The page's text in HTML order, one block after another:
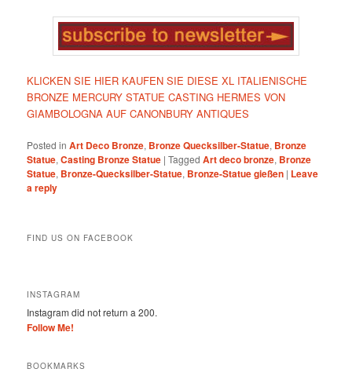
KLICKEN SIE HIER KAUFEN SIE DIESE XL ITALIENISCHE
BRONZE MERCURY STATUE CASTING HERMES VON
GIAMBOLOGNA AUF CANONBURY ANTIQUES
Posted in Art Deco Bronze, Bronze Quecksilber-Statue, Bronze
Statue,Casting Bronze Statue |Tagged Art deco bronze, Bronze
Statue, Bronze-Quecksilber-Statue, Bronze-Statue gießen | Leave
a reply
FIND US ON FACEBOOK
INSTAGRAM
Instagram did not return a 200.
Follow Me!
BOOKMARKS